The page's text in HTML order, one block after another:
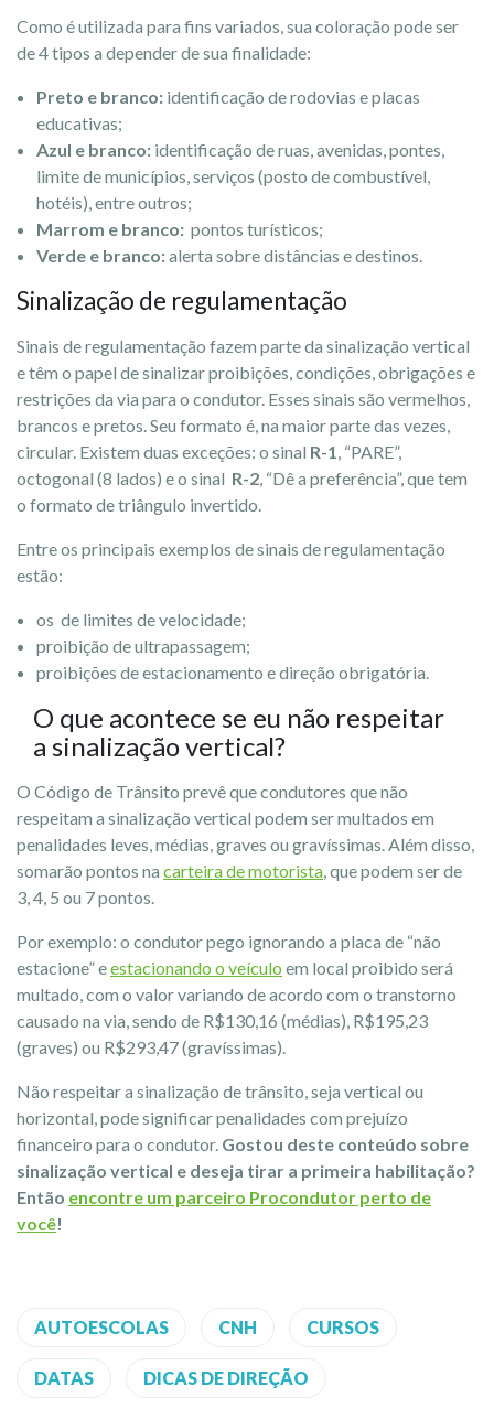
Como é utilizada para fins variados, sua coloração pode ser
de 4 tipos a depender de sua finalidade:
Preto e branco: identificação de rodovias e placas
educativas;
Azul e branco: identificação de ruas, avenidas, pontes,
limite de municípios, serviços (posto de combustível,
hotéis), entre outros;
Marrom e branco: pontos turísticos;
Verde e branco:alerta sobre distâncias e destinos.
Sinalização de regulamentação
Sinais de regulamentação fazem parte da sinalização vertical
e têm o papel de sinalizar proibições, condições, obrigações e
restrições da via para o condutor. Esses sinais são vermelhos,
brancos e pretos. Seu formato é, na maior parte das vezes,
circular. Existem duas exceções: o sinal R-1, “PARE”,
octogonal (8 lados) e o sinal R-2, “Dê a preferência”, que tem
o formato de triângulo invertido.
Entre os principais exemplos de sinais de regulamentação
estão:
os de limites de velocidade;
proibição de ultrapassagem;
proibições de estacionamento e direção obrigatória.
O que acontece se eu não respeitar
a sinalização vertical?
O Código de Trânsito prevê que condutores que não
respeitam a sinalização vertical podem ser multados em
penalidades leves, médias, graves ou gravíssimas. Além disso,
somarão pontos na carteira de motorista, que podem ser de
3, 4, 5 ou 7 pontos.
Por exemplo: o condutor pego ignorando a placa de “não
estacione” eestacionando o veículo em local proibido será
multado, com o valor variando de acordo com o transtorno
causado na via, sendo de R$130,16 (médias), R$195,23
(graves) ou R$293,47 (gravíssimas).
Não respeitar a sinalização de trânsito, seja vertical ou
horizontal, pode significar penalidades com prejuízo
financeiro para o condutor. Gostou deste conteúdo sobre
sinalização vertical e deseja tirar a primeira habilitação?
Então encontre um parceiro Procondutor perto de
você!
AUTOESCOLAS CNH CURSOS
DATAS DICAS DE DIREÇÃO